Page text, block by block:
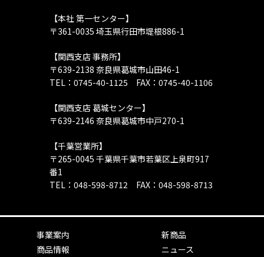
【本社 第一センター】
〒361-0035 埼玉県行田市堤根886-1
【関西支店 事務所】
〒639-2138 奈良県葛城市山田46-1
TEL：0745-40-1125 FAX：0745-40-1106
【関西支店 葛城センター】
〒639-2146 奈良県葛城市中戸270-1
【千葉営業所】
〒265-0045 千葉県千葉市若葉区上泉町917
番1
TEL：048-598-8712 FAX：048-598-8713
事業案内
商品情報
新商品
ニュース